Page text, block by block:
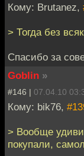
Кому: Brutanez,
> Тогда без
Спасибо за
Goblin »
#146 | 07.04.10
Кому: bik76,
> Вообще
покупали,